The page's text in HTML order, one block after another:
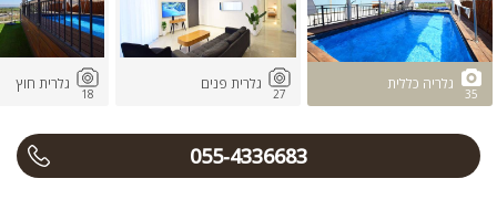
35
גלריה כללית
27
גלרית פנים
18
גלרית חוץ
055-4336683